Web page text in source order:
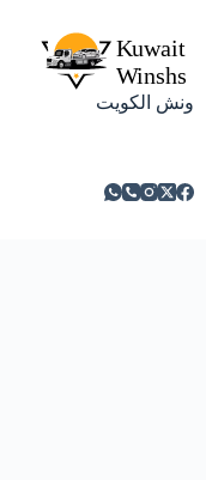
ونش الكويت